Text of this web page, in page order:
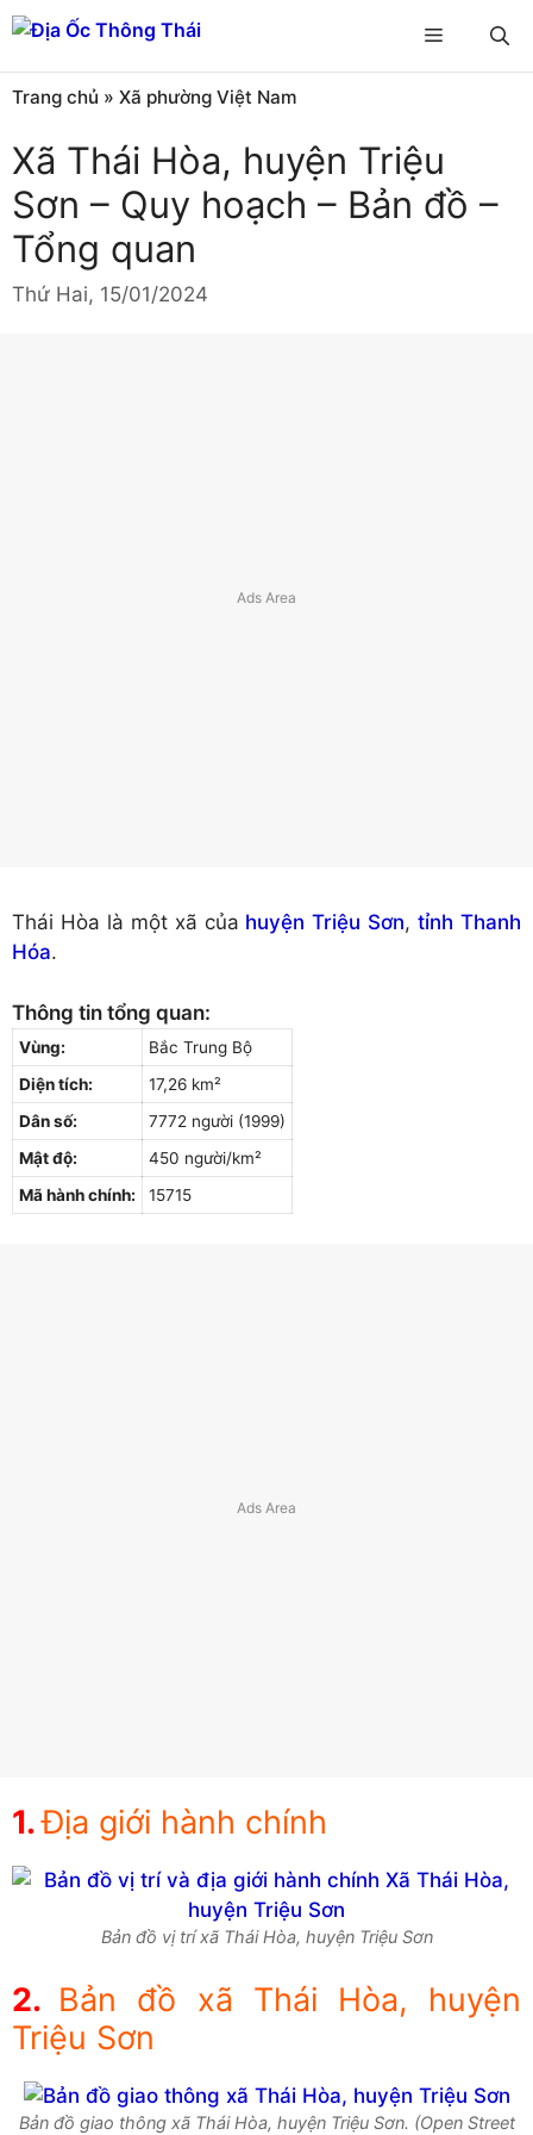
Chuyển
đến
nội
dung
Menu
Trang chủ » Xã phường Việt Nam
Xã Thái Hòa, huyện Triệu
Sơn – Quy hoạch – Bản đồ –
Tổng quan
Thứ Hai, 15/01/2024
Thái Hòa là một xã của huyện Triệu Sơn,tỉnh Thanh
Hóa.
Thông tin tổng quan:
Vùng:
Bắc Trung Bộ
Diện tích:
17,26 km²
Dân số:
7772 người (1999)
Mật độ:
450 người/km²
Mã hành chính:
15715
Địa giới hành chính
Bản đồ vị trí xã Thái Hòa, huyện Triệu Sơn
Bản đồ xã Thái Hòa, huyện
Triệu Sơn
Bản đồ giao thông xã Thái Hòa, huyện Triệu Sơn. (Open Street